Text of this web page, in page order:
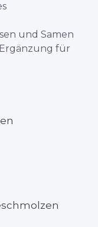
und Samen
für